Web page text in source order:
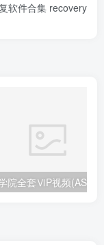
软件合集 recovery
院全套ⅥP视频(AS版)